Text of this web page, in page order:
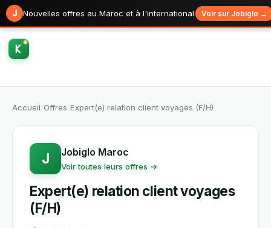
J Nouvelles offres au Maroc et à l'international Voir sur Jobiglo →
Accueil Offres Expert(e) relation client voyages (F/H)
J Jobiglo Maroc
Voir toutes leurs offres →
Expert(e) relation client voyages
(F/H)